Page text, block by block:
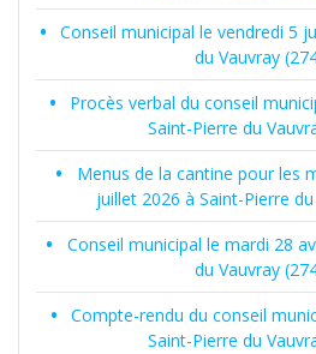
Conseil municipal le vendredi 5
du Vauvray
Procès verbal du conseil
Saint-Pierre du
Menus de la cantine pour les
juillet 2026 à Saint-Pierre
Conseil municipal le mardi 28
du Vauvray
Compte-rendu du conseil
Saint-Pierre du